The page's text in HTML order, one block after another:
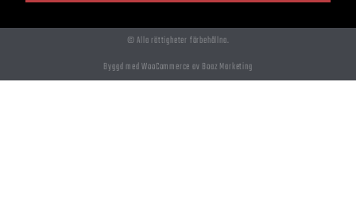
© Alla rättigheter förbehållna.
Byggd med WooCommerce av Boaz Marketing